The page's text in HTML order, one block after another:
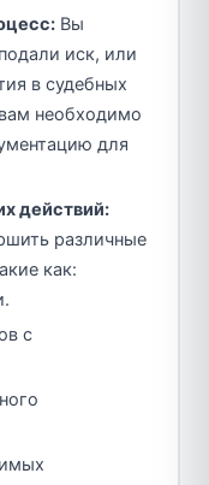
Вы
иск, или
в судебных
необходимо
для
действий:
различные
как:
с